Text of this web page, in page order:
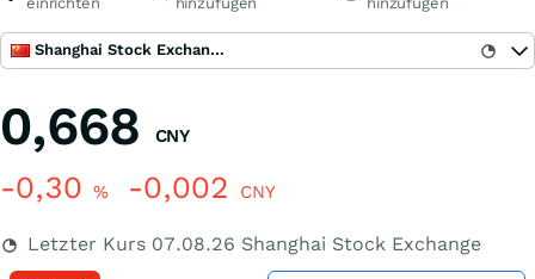
Shanghai Stock Exchange
0,668 CNY
-0,30 % -0,002 CNY
Letzter Kurs 07.08.26 Shanghai Stock Exchange